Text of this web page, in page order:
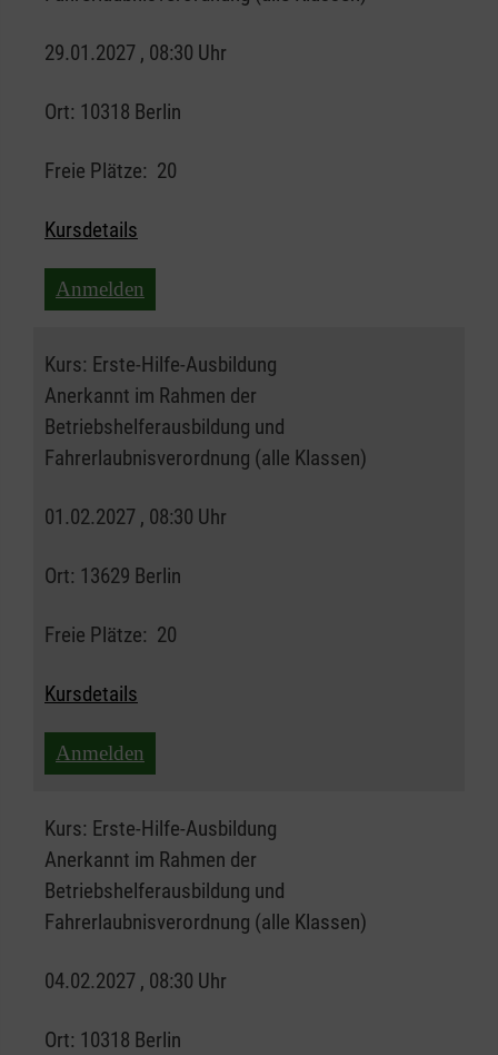
29.01.2027 , 08:30 Uhr
Ort: 10318 Berlin
Freie Plätze: 20
Kursdetails
Anmelden
Kurs: Erste-Hilfe-Ausbildung
Anerkannt im Rahmen der
Betriebshelferausbildung und
Fahrerlaubnisverordnung (alle Klassen)
01.02.2027 , 08:30 Uhr
Ort: 13629 Berlin
Freie Plätze: 20
Kursdetails
Anmelden
Kurs: Erste-Hilfe-Ausbildung
Anerkannt im Rahmen der
Betriebshelferausbildung und
Fahrerlaubnisverordnung (alle Klassen)
04.02.2027 , 08:30 Uhr
Ort: 10318 Berlin